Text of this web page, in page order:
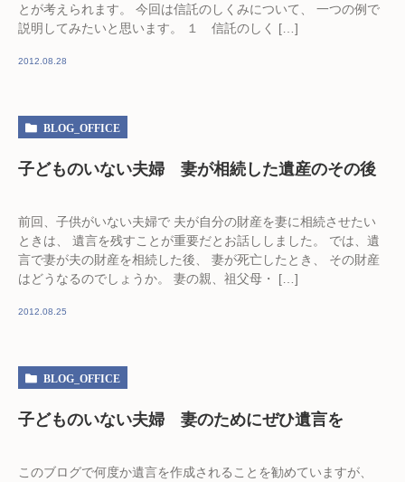
とが考えられます。 今回は信託のしくみについて、 一つの例で
説明してみたいと思います。 １ 信託のしく […]
2012.08.28
BLOG_OFFICE
子どものいない夫婦 妻が相続した遺産のその後
前回、子供がいない夫婦で 夫が自分の財産を妻に相続させたい
ときは、 遺言を残すことが重要だとお話ししました。 では、遺
言で妻が夫の財産を相続した後、 妻が死亡したとき、 その財産
はどうなるのでしょうか。 妻の親、祖父母・ […]
2012.08.25
BLOG_OFFICE
子どものいない夫婦 妻のためにぜひ遺言を
このブログで何度か遺言を作成されることを勧めていますが、